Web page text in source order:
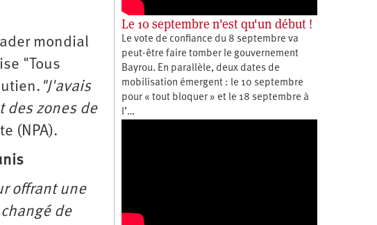
mondial
"Tous
"J'avais
des zones de
(NPA).
offrant une
de
Le 10 septembre n'est qu'un début !
Le vote de confiance du 8 septembre va
peut-être faire tomber le gouvernement
Bayrou. En parallèle, deux dates de
mobilisation émergent : le 10 septembre
pour « tout bloquer » et le 18 septembre à
l’…